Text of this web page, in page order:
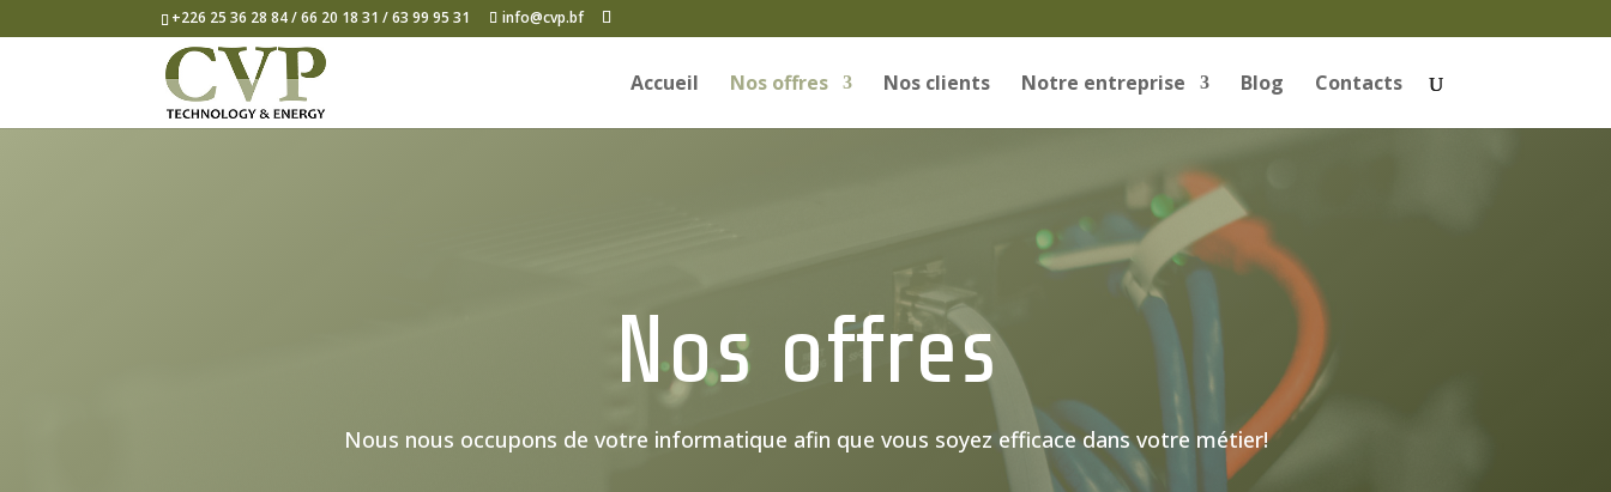
+226 25 36 28 84 / 66 20 18 31 / 63 99 95 31 info@cvp.bf
Accueil Nos offres Nos clients Notre entreprise Blog Contacts
Nos offres
Nous nous occupons de votre informatique afin que vous soyez efficace dans votre métier!